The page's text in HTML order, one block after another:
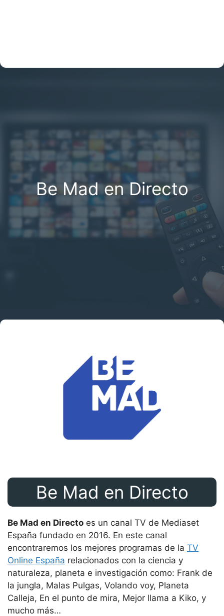
Be Mad en Directo
Be Mad en Directo
Be Mad en Directo es un canal TV de Mediaset
España fundado en 2016. En este canal
encontraremos los mejores programas de la TV
Online España relacionados con la ciencia y
naturaleza, planeta e investigación como: Frank de
la jungla, Malas Pulgas, Volando voy, Planeta
Calleja, En el punto de mira, Mejor llama a Kiko, y
mucho más…